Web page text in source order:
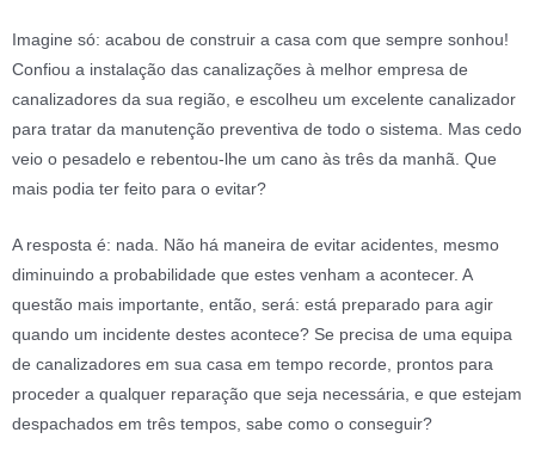
Imagine só: acabou de construir a casa com que sempre sonhou!
Confiou a instalação das canalizações à melhor empresa de
canalizadores da sua região, e escolheu um excelente canalizador
para tratar da manutenção preventiva de todo o sistema. Mas cedo
veio o pesadelo e rebentou-lhe um cano às três da manhã. Que
mais podia ter feito para o evitar?
A resposta é: nada. Não há maneira de evitar acidentes, mesmo
diminuindo a probabilidade que estes venham a acontecer. A
questão mais importante, então, será: está preparado para agir
quando um incidente destes acontece? Se precisa de uma equipa
de canalizadores em sua casa em tempo recorde, prontos para
proceder a qualquer reparação que seja necessária, e que estejam
despachados em três tempos, sabe como o conseguir?